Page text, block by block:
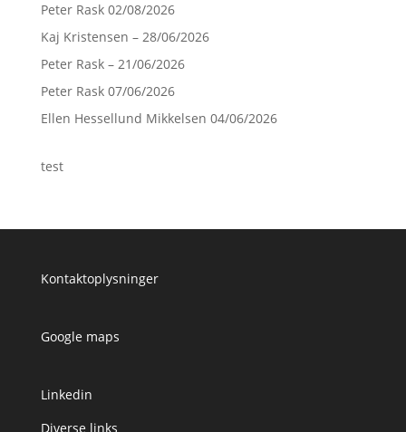
Peter Rask 02/08/2026
Kaj Kristensen – 28/06/2026
Peter Rask – 21/06/2026
Peter Rask 07/06/2026
Ellen Hessellund Mikkelsen 04/06/2026
test
Kontaktoplysninger
Google maps
Linkedin
Diverse links